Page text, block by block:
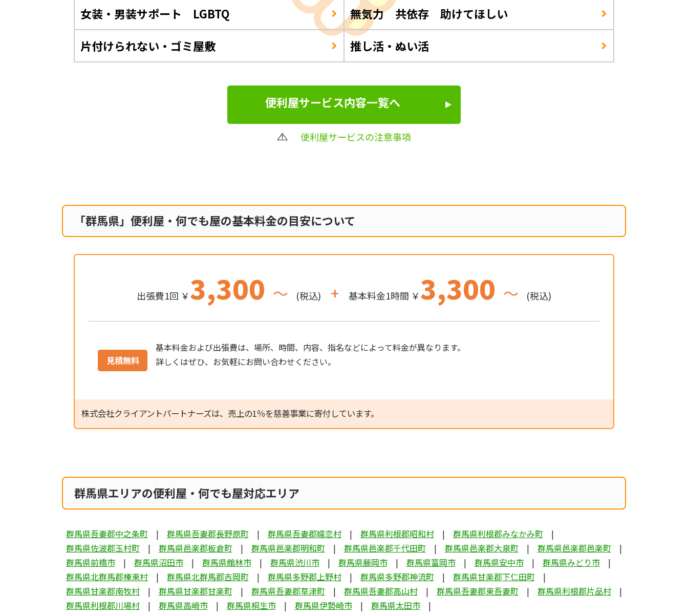
女装・男装サポート LGBTQ
無気力 共依存 助けてほしい
片付けられない・ゴミ屋敷
推し活・ぬい活
便利屋サービス内容一覧へ
便利屋サービスの注意事項
「群馬県」便利屋・何でも屋の基本料金の目安について
出張費1回 ￥3,300 ～ (税込) + 基本料金1時間 ￥3,300 ～ (税込)
見積無料
基本料金および出張費は、場所、時間、内容、指名などによって料金が異なります。
詳しくはぜひ、お気軽にお問い合わせください。
株式会社クライアントパートナーズは、売上の1％を慈善事業に寄付しています。
群馬県エリアの便利屋・何でも屋対応エリア
群馬県吾妻郡中之条町 群馬県吾妻郡長野原町 群馬県吾妻郡嬬恋村 群馬県利根郡昭和村
群馬県利根郡みなかみ町
群馬県佐波郡玉村町
群馬県邑楽郡板倉町 群馬県邑楽郡明和町 群馬県邑楽郡千代田町 群馬県邑楽郡大泉町
群馬県邑楽郡邑楽町
群馬県前橋市
群馬県沼田市 群馬県館林市 群馬県渋川市 群馬県藤岡市 群馬県富岡市 群馬県安中市
群馬県みどり市
群馬県北群馬郡榛東村
群馬県北群馬郡吉岡町 群馬県多野郡上野村 群馬県多野郡神流町
群馬県甘楽郡下仁田町
群馬県甘楽郡南牧村
群馬県甘楽郡甘楽町 群馬県吾妻郡草津町 群馬県吾妻郡高山村 群馬県吾妻郡東吾妻町
群馬県利根郡片品村
群馬県利根郡川場村
群馬県高崎市 群馬県桐生市 群馬県伊勢崎市 群馬県太田市